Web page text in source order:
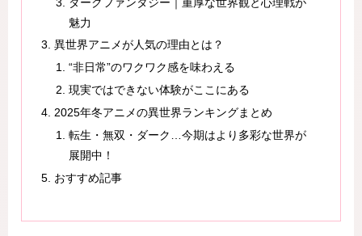
魅力
異世界アニメが人気の理由とは？
“非日常”のワクワク感を味わえる
現実ではできない体験がここにある
2025年冬アニメの異世界ランキングまとめ
転生・無双・ダーク…今期はより多彩な世界が
展開中！
おすすめ記事